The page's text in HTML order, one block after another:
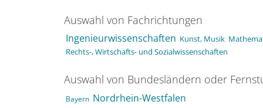
Auswahl von Fachrichtungen
Ingenieurwissenschaften Kunst, Musik
Rechts-, Wirtschafts- und Sozialwissenschaften
Auswahl von Bundesländern oder
Bayern Nordrhein-Westfalen